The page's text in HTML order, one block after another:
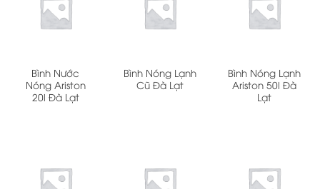
Bình Nước
Nóng Ariston
20l Đà Lạt
Bình Nóng Lạnh
Cũ Đà Lạt
Bình Nóng Lạnh
Ariston 50l Đà
Lạt